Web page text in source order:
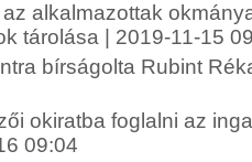
alkalmazottak
tárolása | 2019-11-15
bírságolta Rubint
okiratba foglalni az
09:04